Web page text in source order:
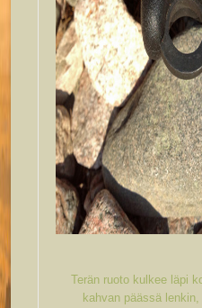
Terän ruoto kulkee läpi
kahvan päässä